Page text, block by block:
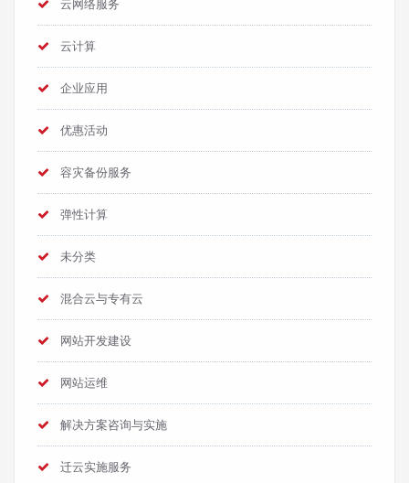
云网络服务
云计算
企业应用
优惠活动
容灾备份服务
弹性计算
未分类
混合云与专有云
网站开发建设
网站运维
解决方案咨询与实施
迁云实施服务